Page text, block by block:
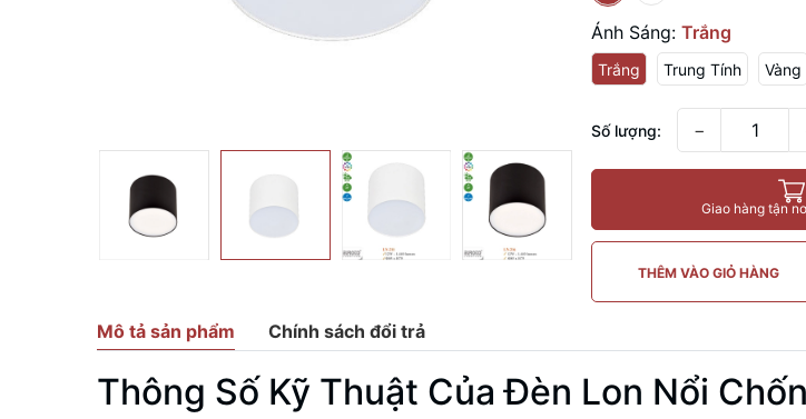
Ánh Sáng:Trắng
Trắng Trung Tính Vàng
Số lượng: −
Giao hàng tận
THÊM VÀO GIỎ HÀNG
Mô tả sản phẩm Chính sách đổi trả
Thông Số Kỹ Thuật Của Đèn Lon Nổi